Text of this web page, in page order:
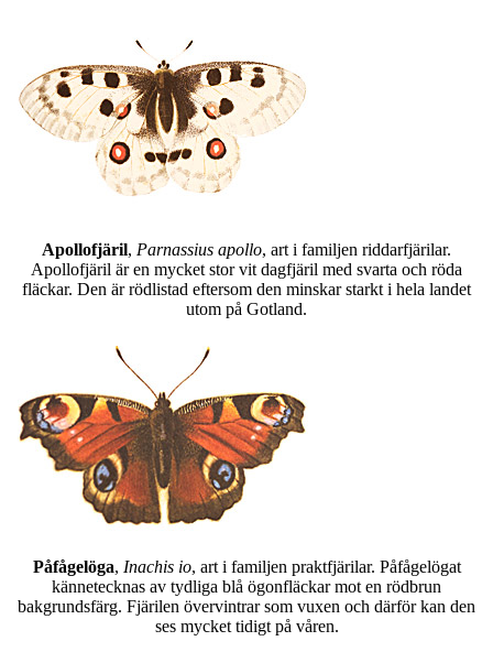
Apollofjäril, Parnassius apollo, art i familjen riddarfjärilar.
Apollofjäril är en mycket stor vit dagfjäril med svarta och röda
fläckar. Den är rödlistad eftersom den minskar starkt i hela landet
utom på Gotland.
Påfågelöga, Inachis io, art i familjen praktfjärilar. Påfågelögat
kännetecknas av tydliga blå ögonfläckar mot en rödbrun
bakgrundsfärg. Fjärilen övervintrar som vuxen och därför kan den
ses mycket tidigt på våren.